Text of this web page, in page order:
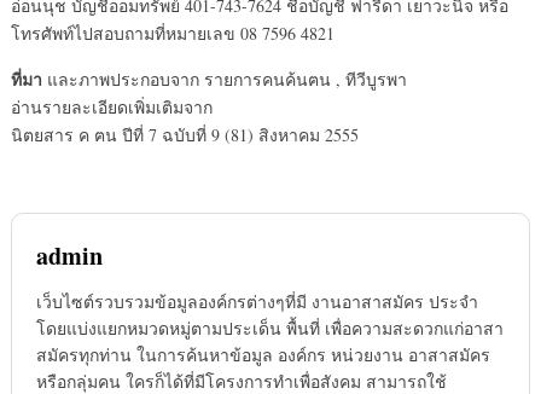
อ่อนนุช บัญชีออมทรัพย์ 401-743-7624 ชื่อบัญชี ฟารีดา เยาวะนิจ หรือ
โทรศัพท์ไปสอบถามที่หมายเลข 08 7596 4821
ที่มา และภาพประกอบจาก รายการคนค้นฅน , ทีวีบูรพา
อ่านรายละเอียดเพิ่มเติมจาก
นิตยสาร ค ฅน ปีที่ 7 ฉบับที่ 9 (81) สิงหาคม 2555
admin
เว็บไซต์รวบรวมข้อมูลองค์กรต่างๆที่มี งานอาสาสมัคร ประจำ
โดยแบ่งแยกหมวดหมู่ตามประเด็น พื้นที่ เพื่อความสะดวกแก่อาสา
สมัครทุกท่าน ในการค้นหาข้อมูล องค์กร หน่วยงาน อาสาสมัคร
หรือกลุ่มคน ใครก็ได้ที่มีโครงการทำเพื่อสังคม สามารถใช้